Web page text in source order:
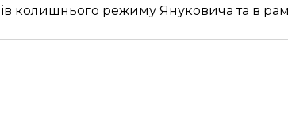
колишнього режиму Януковича та в